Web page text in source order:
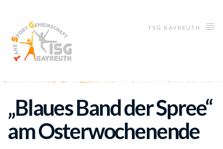
TSG BAYREUTH
„Blaues Band der Spree“
am Osterwochenende